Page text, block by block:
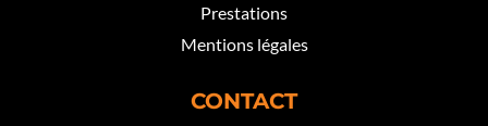
Prestations
Mentions légales
CONTACT